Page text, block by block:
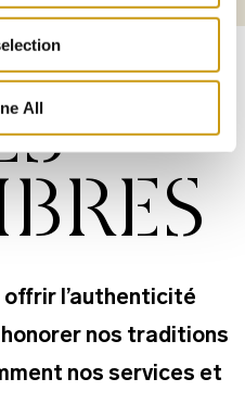
All
offrir l’authenticité
honorer nos traditions
nos services et